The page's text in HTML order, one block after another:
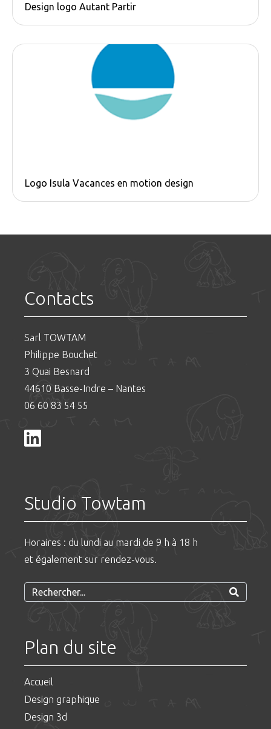
Design logo Autant Partir
Logo Isula Vacances en motion design
Contacts
Sarl TOWTAM
Philippe Bouchet
3 Quai Besnard
44610 Basse-Indre – Nantes
06 60 83 54 55
Studio Towtam
Horaires : du lundi au mardi de 9 h à 18 h
et également sur rendez-vous.
Plan du site
Accueil
Design graphique
Design 3d